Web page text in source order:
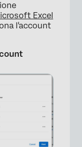
Excel
l'account